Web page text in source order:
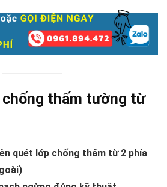
chống thấm tường từ
quét lớp chống thấm từ 2 phía